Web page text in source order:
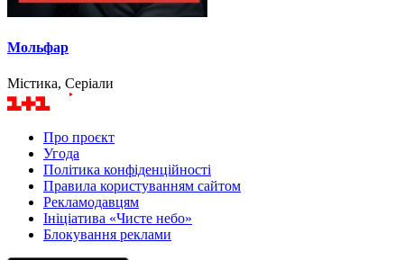
Мольфар
Містика, Серіали
Про проєкт
Угода
Політика конфіденційності
Правила користуванням сайтом
Рекламодавцям
Ініціатива «Чисте небо»
Блокування реклами